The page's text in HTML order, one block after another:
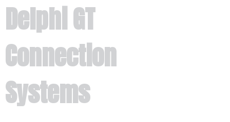
Delphi GT
Connection
Systems